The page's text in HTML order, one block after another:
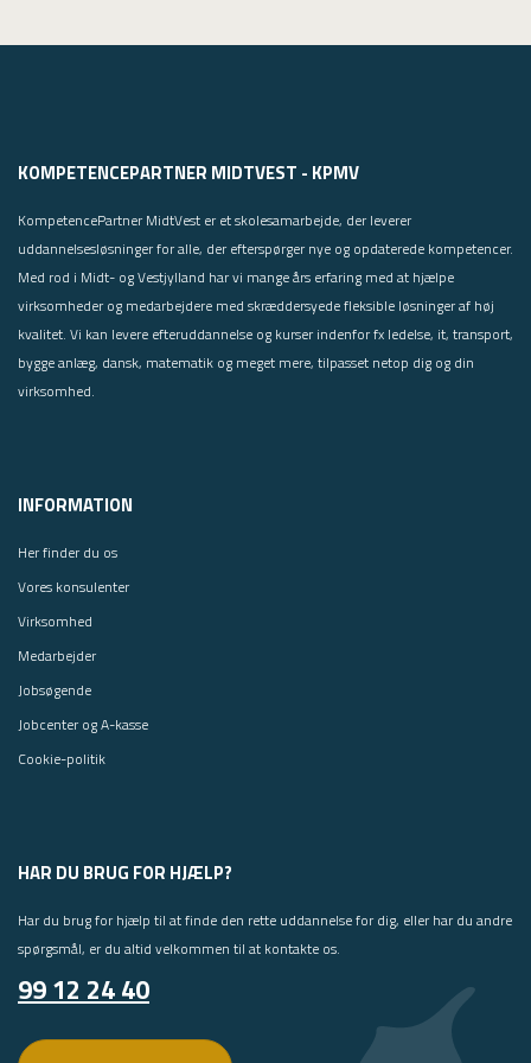
e
k
o
m
h
d
e
n
,
o
r
å
e
s
e
f
r
r
o
r
e
s
l
g
g
k
u
n
n
e
e
e
v
r
k
t
j
e
g
a
r
l
æ
r
KOMPETENCEPARTNER MIDTVEST - KPMV
KompetencePartner MidtVest er et skolesamarbejde, der leverer
uddannelsesløsninger for alle, der efterspørger nye og opdaterede kompetencer.
Med rod i Midt- og Vestjylland har vi mange års erfaring med at hjælpe
virksomheder og medarbejdere med skræddersyede fleksible løsninger af høj
kvalitet. Vi kan levere efteruddannelse og kurser indenfor fx ledelse, it, transport,
bygge anlæg, dansk, matematik og meget mere, tilpasset netop dig og din
virksomhed.
INFORMATION
Her finder du os
Vores konsulenter
Virksomhed
Medarbejder
Jobsøgende
Jobcenter og A-kasse
Cookie-politik
HAR DU BRUG FOR HJÆLP?
Har du brug for hjælp til at finde den rette uddannelse for dig, eller har du andre
spørgsmål, er du altid velkommen til at kontakte os.
99 12 24 40